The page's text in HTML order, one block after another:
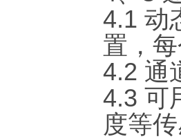
4.1 动
置，
4.2 通
4.3 可
度等